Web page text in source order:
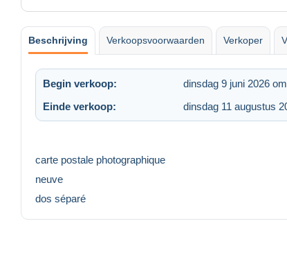
Beschrijving Verkoopsvoorwaarden Verkoper
Begin verkoop: dinsdag 9 juni 2026
Einde verkoop:
dinsdag 11 augustus
carte postale photographique
neuve
dos séparé